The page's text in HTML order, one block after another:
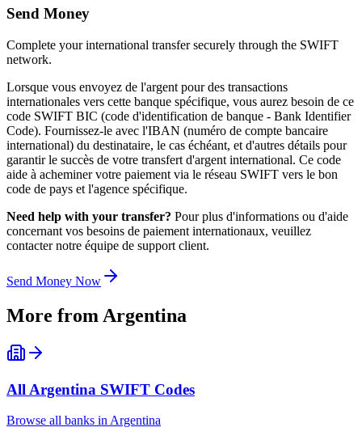
Send Money
Complete your international transfer securely through the SWIFT
network.
Lorsque vous envoyez de l'argent pour des transactions
internationales vers cette banque spécifique, vous aurez besoin de ce
code SWIFT BIC (code d'identification de banque - Bank Identifier
Code). Fournissez-le avec l'IBAN (numéro de compte bancaire
international) du destinataire, le cas échéant, et d'autres détails pour
garantir le succès de votre transfert d'argent international. Ce code
aide à acheminer votre paiement via le réseau SWIFT vers le bon
code de pays et l'agence spécifique.
Need help with your transfer? Pour plus d'informations ou d'aide
concernant vos besoins de paiement internationaux, veuillez
contacter notre équipe de support client.
Send Money Now
More from Argentina
All Argentina SWIFT Codes
Browse all banks inArgentina